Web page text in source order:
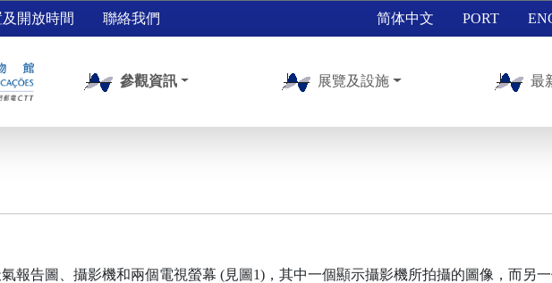
開放時間 聯絡我們 简体中文 PORT
參觀資訊 展覽及設施 最
報告圖、攝影機和兩個電視螢幕 (見圖1)，其中一個顯示攝影機所拍攝的圖像，而另一